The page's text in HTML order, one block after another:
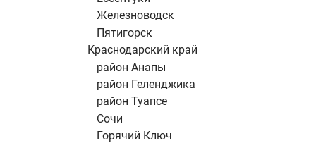
Железноводск
Пятигорск
Краснодарский край
район Анапы
район Геленджика
район Туапсе
Сочи
Горячий Ключ